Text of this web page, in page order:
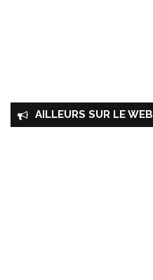
AILLEURS SUR LE WEB